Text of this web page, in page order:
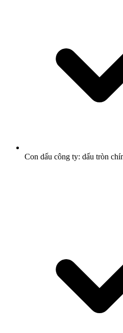
Con dấu công ty: dấu tròn